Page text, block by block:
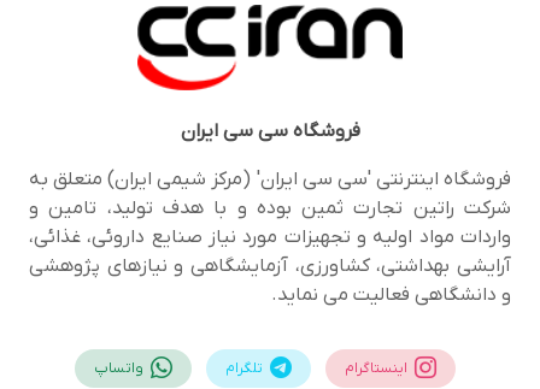
فروشگاهسی سی ایران
فروشگاه اینترنتی 'سی سی ایران' (مرکز شیمی ایران) متعلق به
شرکت راتین تجارت ثمین بوده و با هدف تولید، تامین و
واردات مواد اولیه و تجهیزات مورد نیاز صنایع داروئی، غذائی،
آرایشی بهداشتی، کشاورزی، آزمایشگاهی و نیازهای پژوهشی
و دانشگاهی فعالیت می نماید.
اینستاگرام تلگرام واتساپ